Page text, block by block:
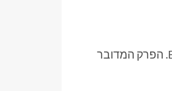
ספוילרים של EastEnders בהמשך לפרק של יום רביעי (3 ביוני), אשר כעת ניתן להזרים ב-BBC iPlayer. הפרק המדובר